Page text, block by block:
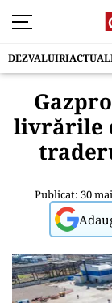
DEZVALUIRI
livrările
Publicat: 30